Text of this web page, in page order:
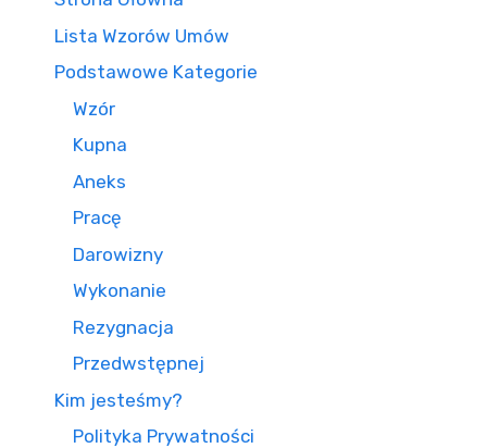
Lista Wzorów Umów
Podstawowe Kategorie
Wzór
Kupna
Aneks
Pracę
Darowizny
Wykonanie
Rezygnacja
Przedwstępnej
Kim jesteśmy?
Polityka Prywatności